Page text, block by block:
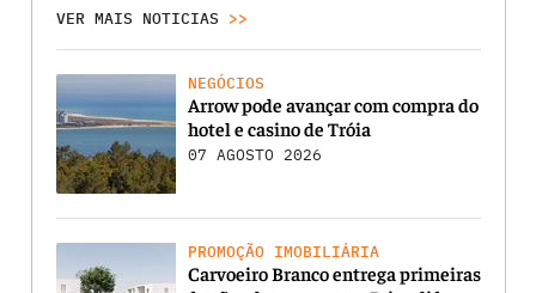
VER MAIS NOTICIAS >>
NEGÓCIOS
Arrow pode avançar com compra do
hotel e casino de Tróia
07 AGOSTO 2026
PROMOÇÃO IMOBILIÁRIA
Carvoeiro Branco entrega primeiras